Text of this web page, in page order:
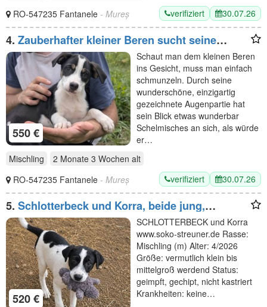
RO-547235 Fantanele - Mureș verifiziert 30.07.26
4. Zauberhafter kleiner Beren sucht seine
Menschen
550 €
Schaut man dem kleinen Beren
ins Gesicht, muss man einfach
schmunzeln. Durch seine
wunderschöne, einzigartig
gezeichnete Augenpartie hat
sein Blick etwas wunderbar
Schelmisches an sich, als würde
er…
Mischling
2 Monate 3 Wochen alt
RO-547235 Fantanele - Mureș verifiziert 30.07.26
5. Schlotterbeck und Korra, beide jung,
freundlich, warten auf ihre Menschen
520 €
SCHLOTTERBECK und Korra
www.soko-streuner.de Rasse:
Mischling (m) Alter: 4/2026
Größe: vermutlich klein bis
mittelgroß werdend Status:
geimpft, gechipt, nicht kastriert
Krankheiten: keine…